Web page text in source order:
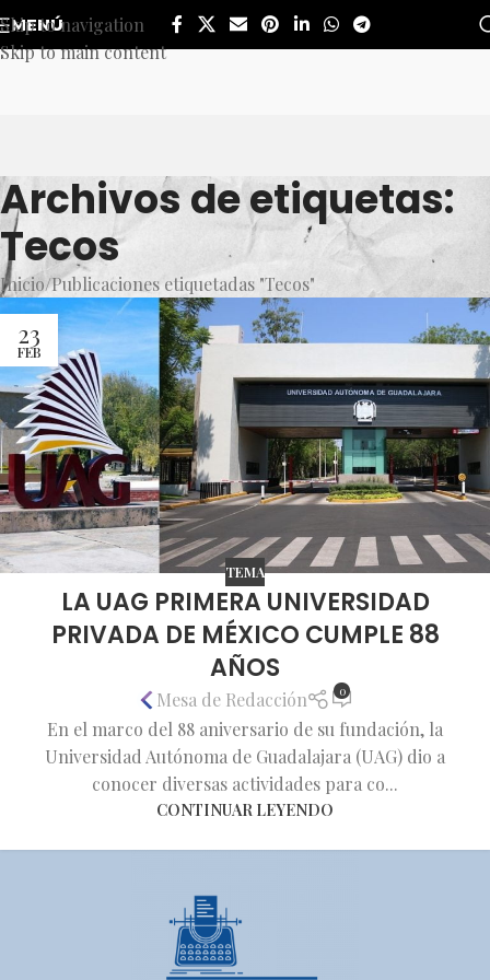
Skip to navigation
Skip to main content
MENÚ
Archivos de etiquetas:
Tecos
Inicio Publicaciones etiquetadas "Tecos"
23
FEB
TEMA
LA UAG PRIMERA UNIVERSIDAD
PRIVADA DE MÉXICO CUMPLE 88
AÑOS
Mesa de Redacción 0
En el marco del 88 aniversario de su fundación, la
Universidad Autónoma de Guadalajara (UAG) dio a
conocer diversas actividades para co...
CONTINUAR LEYENDO